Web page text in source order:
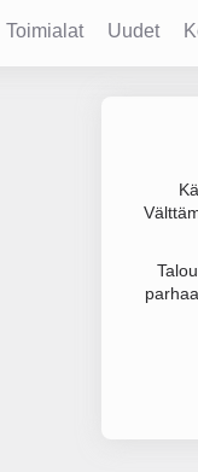
Toimialat Uudet